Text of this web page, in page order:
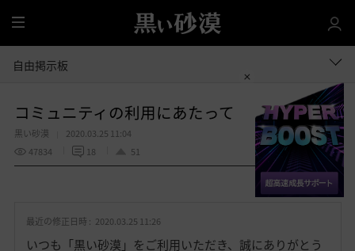
全
体
自由掲示板
コミュニティの利用にあたって
黒い砂漠
2020.03.25 11:04
47834
18 51
お 共有する
最近の修正日時 : 2020.03.25 11:26
いつも「黒い砂漠」をご利用いただき、誠にありがとう